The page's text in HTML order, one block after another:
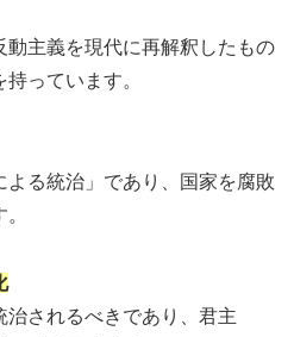
動主義を現代に再解釈したもの
っています。
よる統治」であり、国家を腐敗
治されるべきであり、君主